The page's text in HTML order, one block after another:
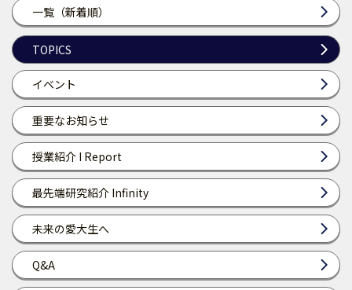
一覧（新着順）
TOPICS
イベント
重要なお知らせ
授業紹介 I Report
最先端研究紹介 Infinity
未来の愛大生へ
Q&A